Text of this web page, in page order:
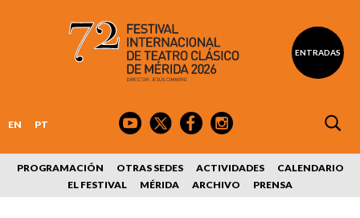
ENTRADAS
EN PT
PROGRAMACIÓN OTRAS SEDES ACTIVIDADES
CALENDARIO
EL FESTIVAL
MÉRIDA ARCHIVO PRENSA